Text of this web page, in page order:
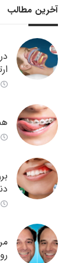
آخرین مطالب